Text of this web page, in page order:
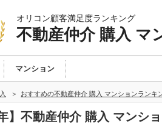
オリコン顧客満足度ランキング
不動産仲介 購入 マ
マンション
おすすめの不動産仲介 購入 マンションランキ
】不動産仲介 購入 マンシ